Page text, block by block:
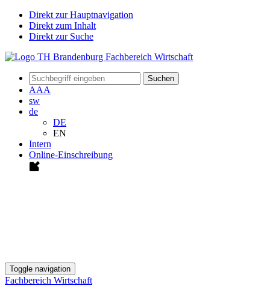
Direkt zur Hauptnavigation
Direkt zum Inhalt
Direkt zur Suche
Suchen
AAA
sw
de
DE
EN
Intern
Online-Einschreibung
Toggle navigation
Fachbereich Wirtschaft